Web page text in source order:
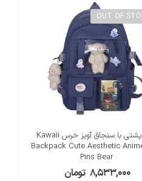
OUT OF
کوله پشتی با سنجاق آویز خرس Kawaii
Backpack Cute Aesthetic
Pins Bear
۸,۵۳۳,۰۰۰ تومان